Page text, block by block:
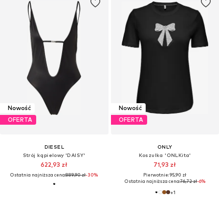
Nowość
OFERTA
DIESEL
Strój kąpielowy 'DAISY'
622,93 zł
Ostatnia najniższa cena:889,90 zł-30%
Nowość
OFERTA
ONLY
Koszulka 'ONLKita'
71,93 zł
Pierwotnie: 95,90 zł
Ostatnia najniższa cena:76,72 zł-6%
+1